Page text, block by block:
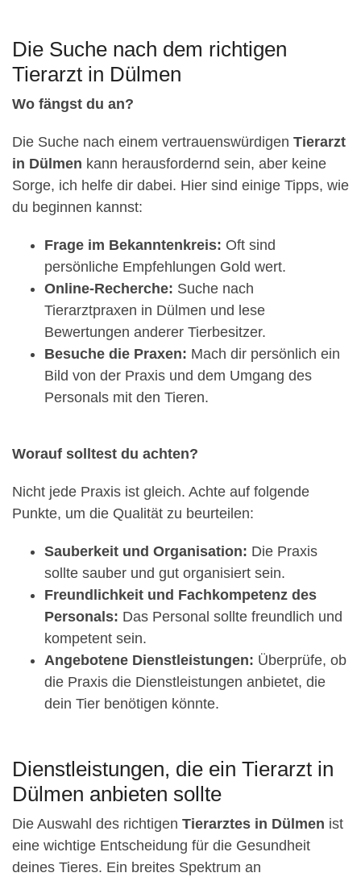
Die Suche nach dem richtigen
Tierarzt in Dülmen
Wo fängst du an?
Die Suche nach einem vertrauenswürdigen Tierarzt
in Dülmen kann herausfordernd sein, aber keine
Sorge, ich helfe dir dabei. Hier sind einige Tipps, wie
du beginnen kannst:
Frage im Bekanntenkreis: Oft sind
persönliche Empfehlungen Gold wert.
Online-Recherche: Suche nach
Tierarztpraxen in Dülmen und lese
Bewertungen anderer Tierbesitzer.
Besuche die Praxen: Mach dir persönlich ein
Bild von der Praxis und dem Umgang des
Personals mit den Tieren.
Worauf solltest du achten?
Nicht jede Praxis ist gleich. Achte auf folgende
Punkte, um die Qualität zu beurteilen:
Sauberkeit und Organisation: Die Praxis
sollte sauber und gut organisiert sein.
Freundlichkeit und Fachkompetenz des
Personals: Das Personal sollte freundlich und
kompetent sein.
Angebotene Dienstleistungen: Überprüfe, ob
die Praxis die Dienstleistungen anbietet, die
dein Tier benötigen könnte.
Dienstleistungen, die ein Tierarzt in
Dülmen anbieten sollte
Die Auswahl des richtigen Tierarztes in Dülmen ist
eine wichtige Entscheidung für die Gesundheit
deines Tieres. Ein breites Spektrum an